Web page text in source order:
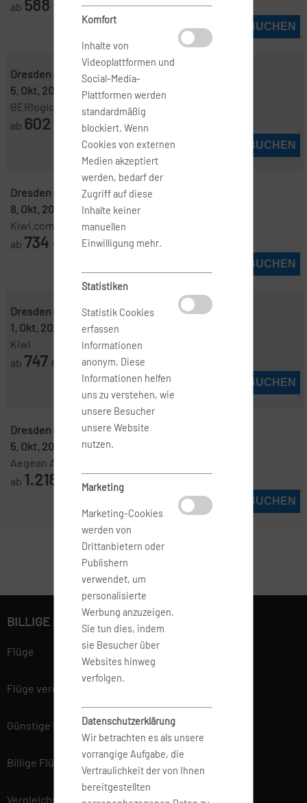
ab 588
JETZT BUCHEN
Dresden ( DRS )- Santorin ( JTR )
5. Okt. 2026
12. Okt. 2026
BERlogic
ab 602
JETZT BUCHEN
Dresden ( DRS )-Santorin ( JTR )
8. Okt. 2026
11. Okt. 2026
Kiwi.com
ab 734 €
JETZT BUCHEN
Dresden ( DRS )-Santorin ( JTR )
1. Okt. 2026
10. Okt. 2026
Kiwi
ab 747 €
JETZT BUCHEN
Dresden ( DRS )-Santorin ( JTR )
5. Okt. 2026
12. Okt. 2026
Aegean Airlines
ab 1.218
JETZT BUCHEN
Komfort
Inhalte von
Videoplattformen und
Social-Media-
Plattformen werden
standardmäßig
blockiert. Wenn
Cookies von externen
Medien akzeptiert
werden, bedarf der
Zugriff auf diese
Inhalte keiner
manuellen
Einwilligung mehr.
Statistiken
Statistik Cookies
erfassen
Informationen
anonym. Diese
Informationen helfen
uns zu verstehen, wie
unsere Besucher
unsere Website
nutzen.
Marketing
Marketing-Cookies
werden von
Drittanbietern oder
Publishern
verwendet, um
personalisierte
Werbung anzuzeigen.
Sie tun dies, indem
sie Besucher über
Websites hinweg
verfolgen.
Datenschutzerklärung
Wir betrachten es als unsere
vorrangige Aufgabe, die
Vertraulichkeit der von Ihnen
bereitgestellten
BILLIGE FLÜGE BUCHEN
Flüge
Flüge vergleichen
Günstige Flüge
Billige Flüge
Vergleichsportal